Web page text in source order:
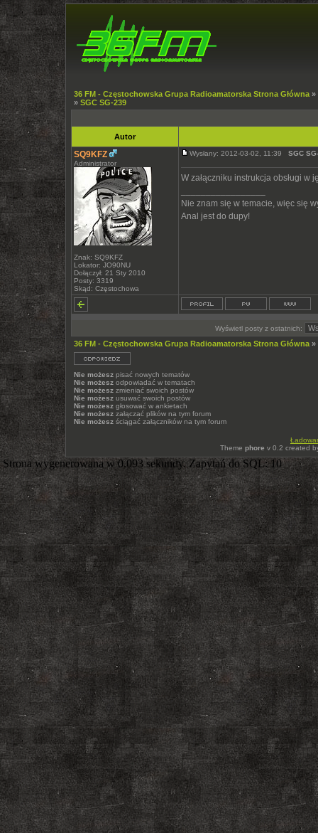
36 FM - Częstochowska Grupa Radioamatorska Strona Główna »
» SGC SG-239
Autor
SQ9KFZ
Administrator
Znak: SQ9KFZ
Lokator: JO90NU
Dołączył: 21 Sty 2010
Posty: 3319
Skąd: Częstochowa
Wysłany: 2012-03-02, 11:39 SGC
W załączniku instrukcja obsługi w
Nie znam się w temacie, więc się
Anal jest do dupy!
Wyświetl posty z ostatnich:
36 FM - Częstochowska Grupa Radioamatorska Strona Główna »
Nie możesz pisać nowych tematów
Nie możesz odpowiadać w tematach
Nie możesz zmieniać swoich postów
Nie możesz usuwać swoich postów
Nie możesz głosować w ankietach
Nie możesz załączać plików na tym forum
Nie możesz ściągać załączników na tym forum
Theme phore v 0.2 created
Strona wygenerowana w 0.093 sekundy. Zapytań do SQL: 10